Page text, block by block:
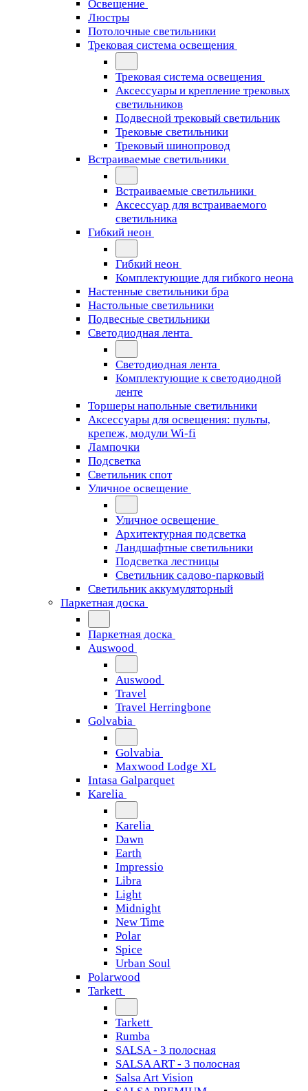
Освещение
Люстры
Потолочные светильники
Трековая система освещения
Трековая система освещения
Аксессуары и крепление трековых
светильников
Подвесной трековый светильник
Трековые светильники
Трековый шинопровод
Встраиваемые светильники
Встраиваемые светильники
Аксессуар для встраиваемого
светильника
Гибкий неон
Гибкий неон
Комплектующие для гибкого неона
Настенные светильники бра
Настольные светильники
Подвесные светильники
Светодиодная лента
Светодиодная лента
Комплектующие к светодиодной
ленте
Торшеры напольные светильники
Аксессуары для освещения: пульты,
крепеж, модули Wi-fi
Лампочки
Подсветка
Светильник спот
Уличное освещение
Уличное освещение
Архитектурная подсветка
Ландшафтные светильники
Подсветка лестницы
Светильник садово-парковый
Светильник аккумуляторный
Паркетная доска
Паркетная доска
Auswood
Auswood
Travel
Travel Herringbone
Golvabia
Golvabia
Maxwood Lodge XL
Intasa Galparquet
Karelia
Karelia
Dawn
Earth
Impressio
Libra
Light
Midnight
New Time
Polar
Spice
Urban Soul
Polarwood
Tarkett
Tarkett
Rumba
SALSA - 3 полосная
SALSA ART - 3 полосная
Salsa Art Vision